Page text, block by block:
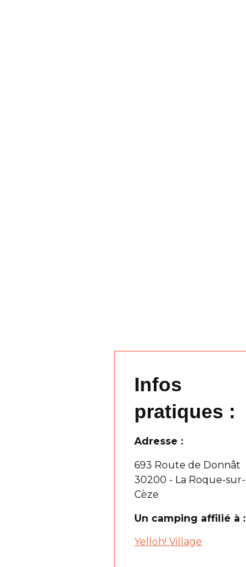
Infos
pratiques :
Adresse :
693 Route de Donnât
30200 - La Roque-sur-
Cèze
Un camping affilié à :
Yelloh! Village